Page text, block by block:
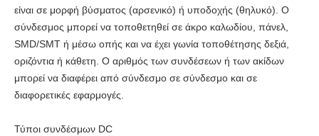
είναι σε μορφή βύσματος (αρσενικό) ή υποδοχής (θηλυκό). Ο
σύνδεσμος μπορεί να τοποθετηθεί σε άκρο καλωδίου, πάνελ,
SMD/SMT ή μέσω οπής και να έχει γωνία τοποθέτησης δεξιά,
οριζόντια ή κάθετη. Ο αριθμός των συνδέσεων ή των ακίδων
μπορεί να διαφέρει από σύνδεσμο σε σύνδεσμο και σε
διαφορετικές εφαρμογές.
Τύποι συνδέσμων DC